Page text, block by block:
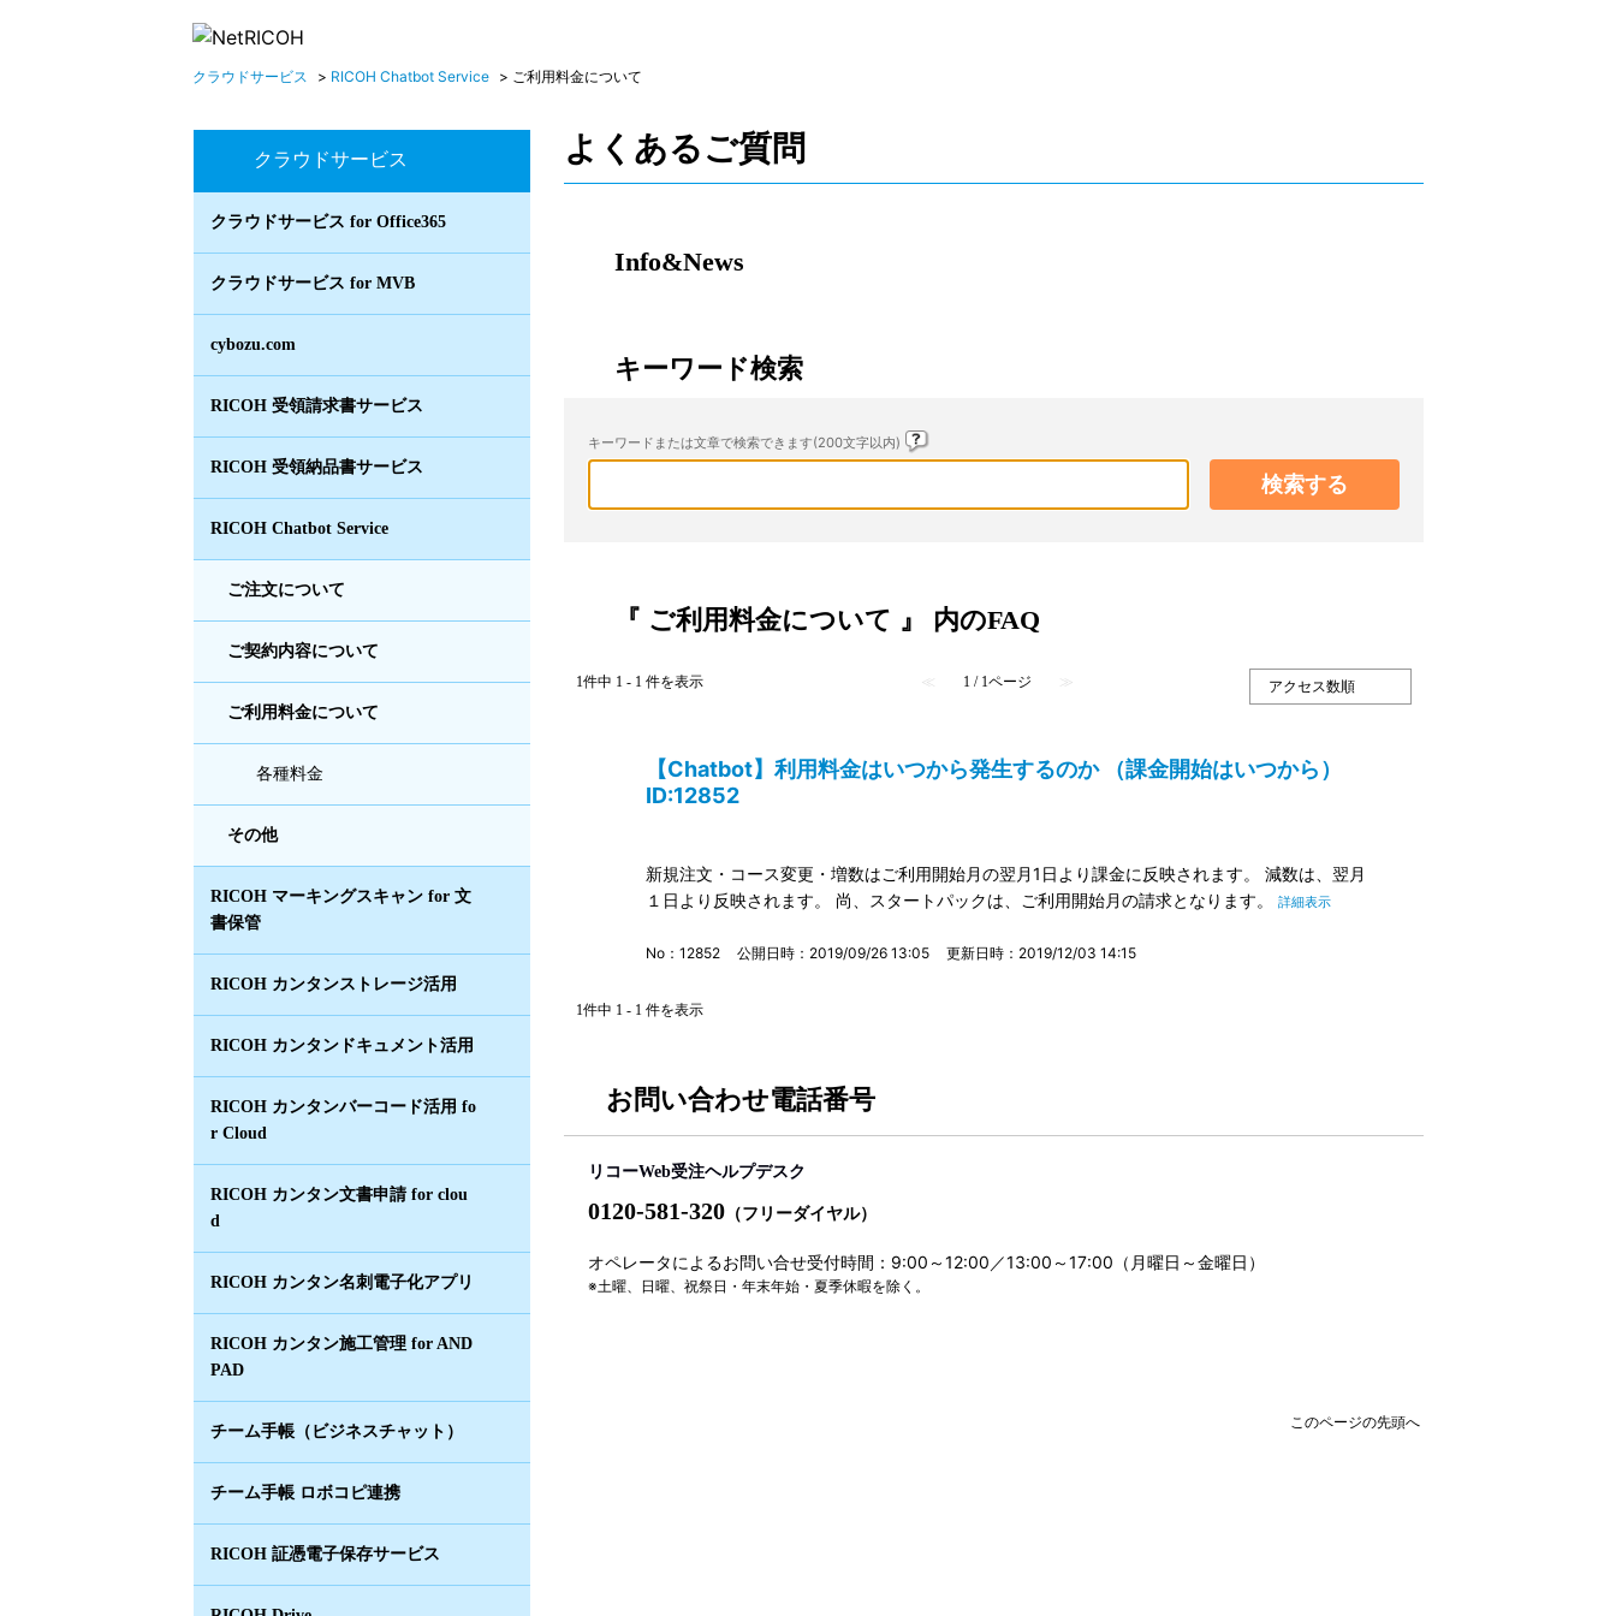
クラウドサービス > RICOH Chatbot Service > ご利用料金について
クラウドサービス
クラウドサービス for Office365
クラウドサービス for MVB
cybozu.com
RICOH 受領請求書サービス
RICOH 受領納品書サービス
RICOH Chatbot Service
ご注文について
ご契約内容について
ご利用料金について
各種料金
その他
RICOH マーキングスキャン for 文
書保管
RICOH カンタンストレージ活用
RICOH カンタンドキュメント活用
RICOH カンタンバーコード活用 fo
r Cloud
RICOH カンタン文書申請 for clou
d
RICOH カンタン名刺電子化アプリ
RICOH カンタン施工管理 for AND
PAD
チーム手帳（ビジネスチャット）
チーム手帳 ロボコピ連携
RICOH 証憑電子保存サービス
よくあるご質問
Info&News
キーワード検索
キーワードまたは文章で検索できます(200文字以内)
『 ご利用料金について 』 内のFAQ
1件中 1 - 1 件を表示 ≪ 1 / 1ページ ≫
【Chatbot】利用料金はいつから発生するのか （課金開始はいつから）
ID:12852
新規注文・コース変更・増数はご利用開始月の翌月1日より課金に反映されます。 減数は、翌月
１日より反映されます。 尚、スタートパックは、ご利用開始月の請求となります。
詳細表示
No：12852 公開日時：2019/09/26 13:05 更新日時：2019/12/03 14:15
1件中 1 - 1 件を表示
お問い合わせ電話番号
リコーWeb受注ヘルプデスク
0120-581-320 （フリーダイヤル）
オペレータによるお問い合せ受付時間：9:00～12:00／13:00～17:00（月曜日～金曜日）
※土曜、日曜、祝祭日・年末年始・夏季休暇を除く。
このページの先頭へ